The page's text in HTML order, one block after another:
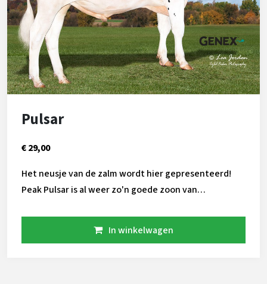
Pulsar
€ 29,00
Het neusje van de zalm wordt hier gepresenteerd!
Peak Pulsar is al weer zo'n goede zoon van
In winkelwagen